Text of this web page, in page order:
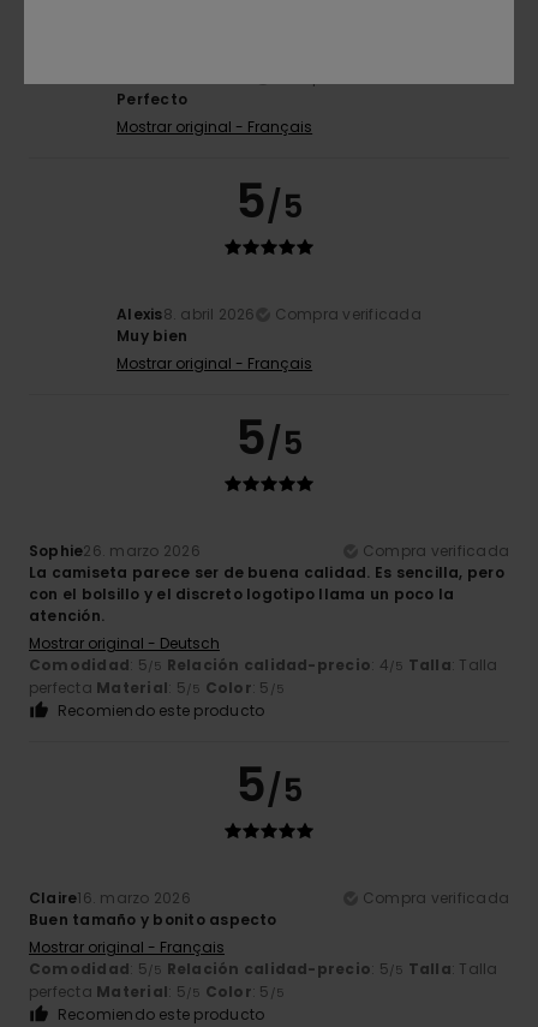
Perfecto
Mostrar original - Français
5/5
Alexis8. abril 2026
Compra verificada
Muy bien
Mostrar original - Français
5/5
Sophie26. marzo 2026
Compra verificada
La camiseta parece ser de buena calidad. Es sencilla, pero
con el bolsillo y el discreto logotipo llama un poco la
atención.
Mostrar original - Deutsch
Comodidad: 5/5 Relación calidad-precio: 4/5 Talla: Talla
perfecta Material: 5/5 Color: 5 /5
Recomiendo este producto
5/5
Claire16. marzo 2026
Compra verificada
Buen tamaño y bonito aspecto
Mostrar original - Français
Comodidad: 5/5 Relación calidad-precio: 5/5 Talla: Talla
perfecta Material: 5/5 Color: 5 /5
Recomiendo este producto